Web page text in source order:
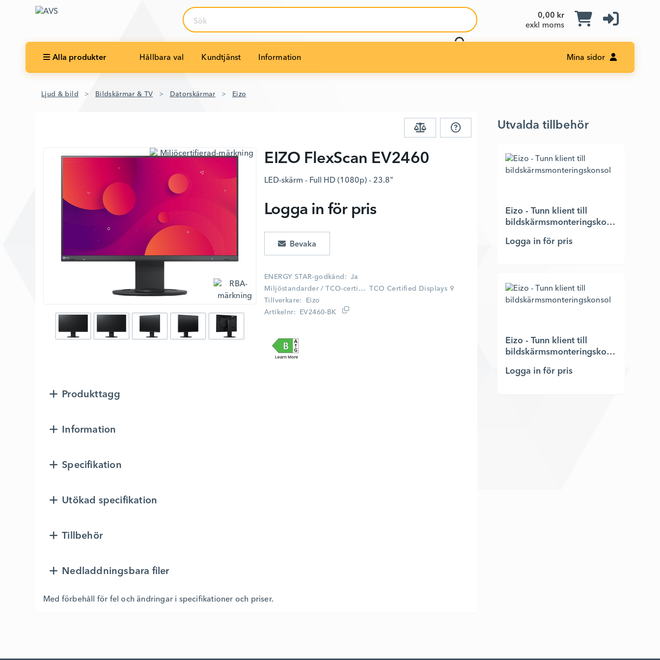
0,00 kr
exkl moms
Sök
Alla produkter Hållbara val Kundtjänst Information Mina sidor
Ljud & bild Bildskärmar & TV Datorskärmar Eizo
EIZO FlexScan EV2460
LED-skärm - Full HD (1080p) - 23.8"
ENERGY STAR-godkänd
Ja
Miljöstandarder / TCO-certifiering
TCO Certified Displays 9
Tillverkare
Eizo
Artikelnr
EV2460-BK
Logga in för pris
Produkttagg
Information
Specifikation
Utökad specifikation
Tillbehör
Nedladdningsbara filer
Med förbehåll för fel och ändringar i specifikationer och priser.
Utvalda tillbehör
Eizo - Tunn klient till
bildskärmsmonteringskonsol
Logga in för pris
Eizo - Tunn klient till
bildskärmsmonteringskonsol
Logga in för pris